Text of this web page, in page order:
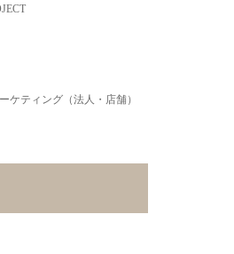
ケティング（法人・店舗）